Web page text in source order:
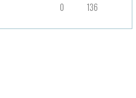
136
0